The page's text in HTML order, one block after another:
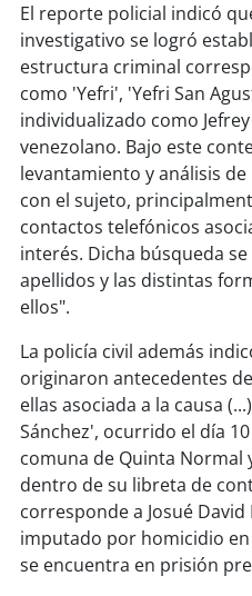
soy arauco
soytemuco
soyvaldivia
soyosorno
soypuertomontt
soy chiloé
El reporte policial indicó
investigativo se logró
estructura criminal
como 'Yefri', 'Yefri San
individualizado como
venezolano. Bajo este
levantamiento y análisis
con el sujeto,
contactos telefónicos
interés. Dicha búsqueda
apellidos y las distintas
ellos".
La policía civil además
originaron antecedentes
ellas asociada a la causa
Sánchez', ocurrido el día
comuna de Quinta Normal
dentro de su libreta de
corresponde a Josué
imputado por homicidio
se encuentra en prisión